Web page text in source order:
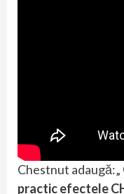
Chestnut adaugă:„
practic efectele